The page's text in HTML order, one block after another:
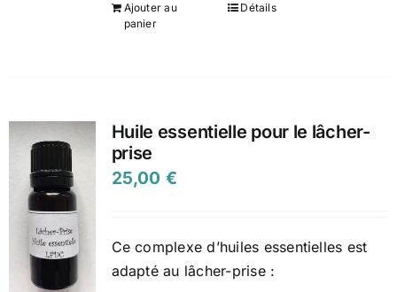
Ajouter au
panier
Détails
Huile essentielle pour le lâcher-
prise
25,00 €
Ce complexe d’huiles essentielles est
adapté au lâcher-prise :